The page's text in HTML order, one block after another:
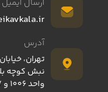
ارسال ایمیل
آدرس
تهران،
نبش کوچه
واحد 1006 و 1007